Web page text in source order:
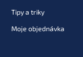
Tipy a triky
Moje objednávka